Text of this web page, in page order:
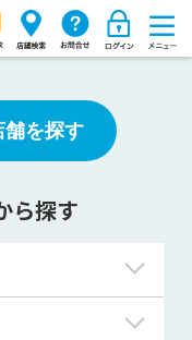
を探す
ら探す